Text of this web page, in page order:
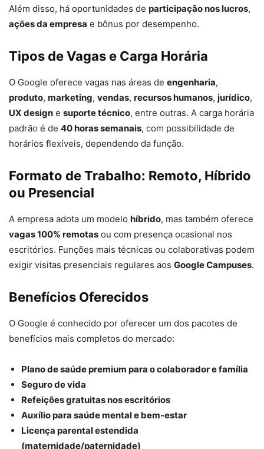
Além disso, há oportunidades de participação nos lucros,
ações da empresa e bônus por desempenho.
Tipos de Vagas e Carga Horária
O Google oferece vagas nas áreas de engenharia,
produto, marketing, vendas, recursos humanos, jurídico,
UX design e suporte técnico, entre outras. A carga horária
padrão é de 40 horas semanais, com possibilidade de
horários flexíveis, dependendo da função.
Formato de Trabalho: Remoto, Híbrido
ou Presencial
A empresa adota um modelo híbrido, mas também oferece
vagas 100% remotas ou com presença ocasional nos
escritórios. Funções mais técnicas ou colaborativas podem
exigir visitas presenciais regulares aos Google Campuses.
Benefícios Oferecidos
O Google é conhecido por oferecer um dos pacotes de
benefícios mais completos do mercado:
Plano de saúde premium para o colaborador e família
Seguro de vida
Refeições gratuitas nos escritórios
Auxílio para saúde mental e bem-estar
Licença parental estendida
(maternidade/paternidade)